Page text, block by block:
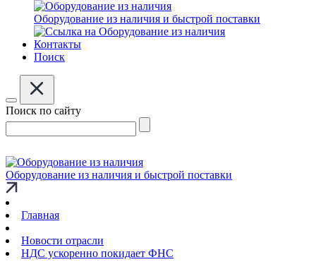
Оборудование из наличия и быстрой поставки
Контакты
Поиск
Поиск по сайту
Оборудование из наличия и быстрой поставки
Главная
Новости отрасли
НДС ускоренно покидает ФНС